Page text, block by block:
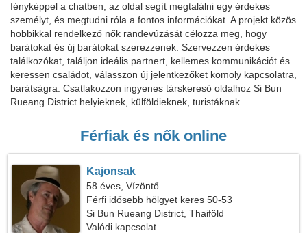
fényképpel a chatben, az oldal segít megtalálni egy érdekes
személyt, és megtudni róla a fontos információkat. A projekt közös
hobbikkal rendelkező nők randevúzását célozza meg, hogy
barátokat és új barátokat szerezzenek. Szervezzen érdekes
találkozókat, találjon ideális partnert, kellemes kommunikációt és
keressen családot, válasszon új jelentkezőket komoly kapcsolatra,
barátságra. Csatlakozzon ingyenes társkereső oldalhoz Si Bun
Rueang District helyieknek, külföldieknek, turistáknak.
Férfiak és nők online
Kajonsak
58 éves, Vízöntő
Férfi idősebb hölgyet keres 50-53
Si Bun Rueang District, Thaiföld
Valódi kapcsolat